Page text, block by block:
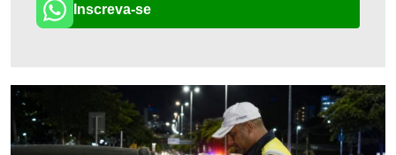
Inscreva-se